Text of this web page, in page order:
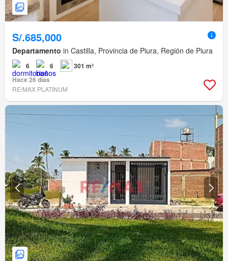
S/.685,000
Departamento in Castilla, Provincia de Piura, Región de Piura
6 6
301 m²
Hace 26 días
RE/MAX PLATINUM